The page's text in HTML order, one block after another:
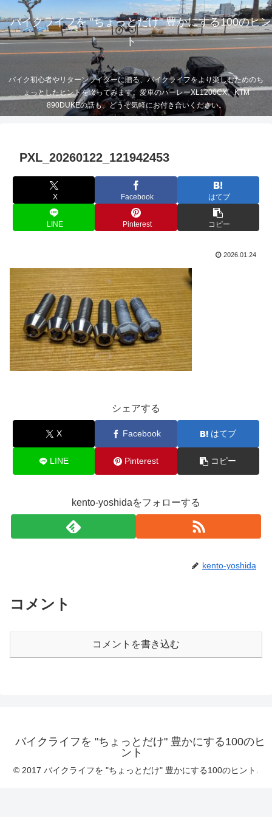
バイクライフを "ちょっとだけ" 豊かにする100のヒン
ト
バイク初心者やリターンライダーに贈る、バイクライフをより楽しむためのち
ょっとしたヒントを綴ってみます。愛車のハーレーXL1200CX、KTM
890DUKEの話も。どうぞ気軽にお付き合いください。
PXL_20260122_121942453
X Facebook はてブ
LINE Pinterest コピー
2026.01.24
シェアする
X Facebook はてブ
LINE Pinterest コピー
kento-yoshidaをフォローする
kento-yoshida
コメント
コメントを書き込む
バイクライフを "ちょっとだけ" 豊かにする100のヒ
ント
© 2017 バイクライフを "ちょっとだけ" 豊かにする100のヒント.